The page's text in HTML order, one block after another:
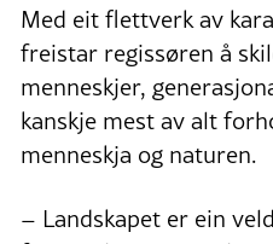
Med eit flettverk av
freistar regissøren å
menneskjer,
kanskje mest av alt
menneskja og naturen.
– Landskapet er ein